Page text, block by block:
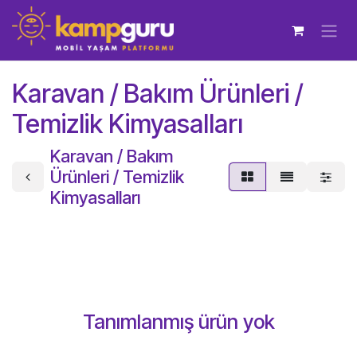
İçereği Atla
Karavan / Bakım Ürünleri /
Temizlik Kimyasalları
Karavan / Bakım
Ürünleri / Temizlik
Kimyasalları
Tanımlanmış ürün yok